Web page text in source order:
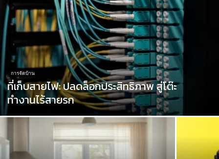
การจัดบ้าน
ที่เก็บสายไฟ: ปลดล็อกประสิทธิภาพ สู่โต๊ะ
ทำงานไร้สายรก